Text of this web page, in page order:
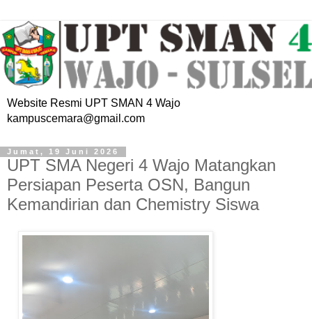
Website Resmi UPT SMAN 4 Wajo
kampuscemara@gmail.com
Jumat, 19 Juni 2026
UPT SMA Negeri 4 Wajo Matangkan
Persiapan Peserta OSN, Bangun
Kemandirian dan Chemistry Siswa